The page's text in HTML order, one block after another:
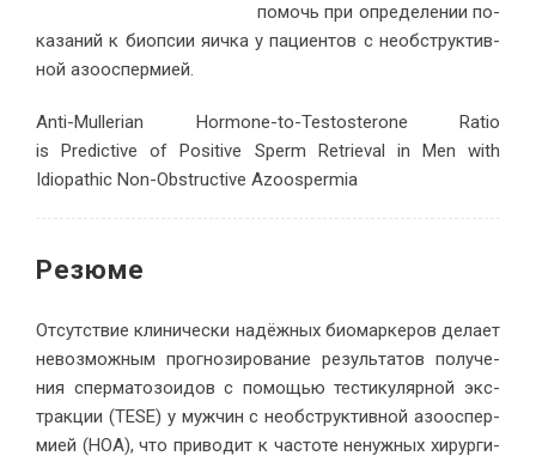
по­мочь при опре­де­ле­нии по­
ка­за­ний к биоп­сии яич­ка у па­ци­ен­тов с необ­струк­тив­
ной азоос­пермией.
Anti-Mullerian Hormone-to-Testosterone Ratio
is Predictive of Positive Sperm Retrieval in Men with
Idiopathic Non-Obstructive Azoospermia
Резюме
От­сут­ствие кли­ни­че­ски на­дёж­ных био­мар­ке­ров де­ла­ет
невоз­мож­ным про­гно­зи­ро­ва­ние ре­зуль­та­тов по­лу­че­
ния спер­ма­то­зо­и­дов с по­мо­щью те­сти­ку­ляр­ной экс­
трак­ции (TESE) у муж­чин с необ­струк­тив­ной азоос­пер­
ми­ей (НОА), что при­во­дит к ча­сто­те ненуж­ных хи­рур­ги­